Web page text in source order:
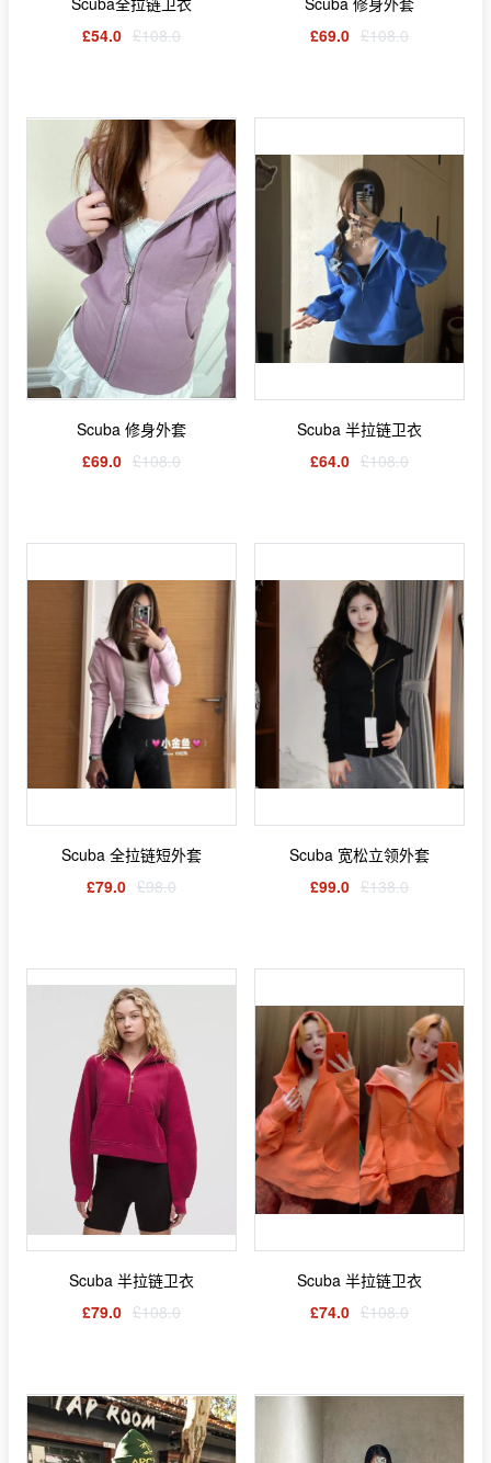
£54.0 £108.0
£69.0 £108.0
Scuba 修身外套
£69.0 £108.0
Scuba 半拉链卫衣
£64.0 £108.0
Scuba 全拉链短外套
£79.0 £98.0
Scuba 宽松立领外套
£99.0 £138.0
Scuba 半拉链卫衣
£79.0 £108.0
Scuba 半拉链卫衣
£74.0 £108.0